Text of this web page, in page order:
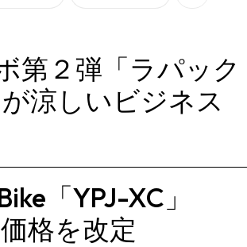
第２弾「ラパック
涼しいビジネス
「YPJ-XC」
格を改定